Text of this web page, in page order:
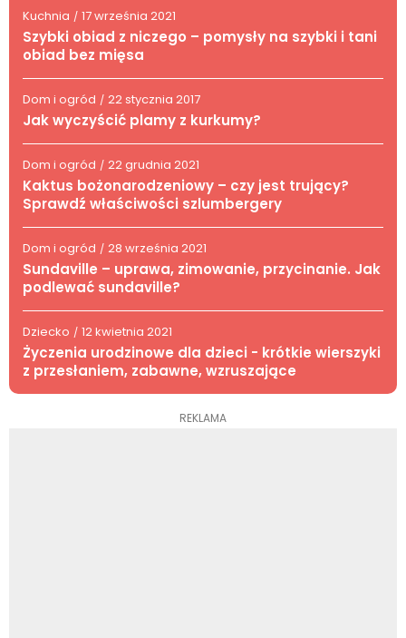
Kuchnia / 17 września 2021
Szybki obiad z niczego – pomysły na szybki i tani
obiad bez mięsa
Dom i ogród / 22 stycznia 2017
Jak wyczyścić plamy z kurkumy?
Dom i ogród / 22 grudnia 2021
Kaktus bożonarodzeniowy – czy jest trujący?
Sprawdź właściwości szlumbergery
Dom i ogród / 28 września 2021
Sundaville – uprawa, zimowanie, przycinanie. Jak
podlewać sundaville?
Dziecko / 12 kwietnia 2021
Życzenia urodzinowe dla dzieci - krótkie wierszyki
z przesłaniem, zabawne, wzruszające
REKLAMA